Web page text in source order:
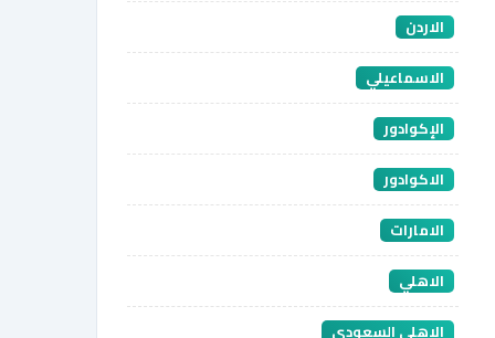
الاردن
الاسماعيلي
الإكوادور
الاكوادور
الامارات
الاهلي
الاهلي السعودي